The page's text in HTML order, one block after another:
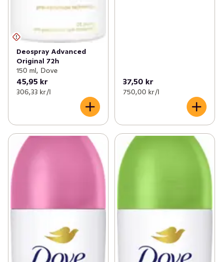
Deospray Advanced
Original 72h
150 ml, Dove
45,95 kr
306,33 kr /l
37,50 kr
750,00 kr /l